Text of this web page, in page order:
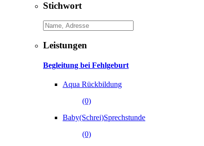
Stichwort
Leistungen
Begleitung bei Fehlgeburt
Aqua Rückbildung
(0)
Baby(Schrei)Sprechstunde
(0)